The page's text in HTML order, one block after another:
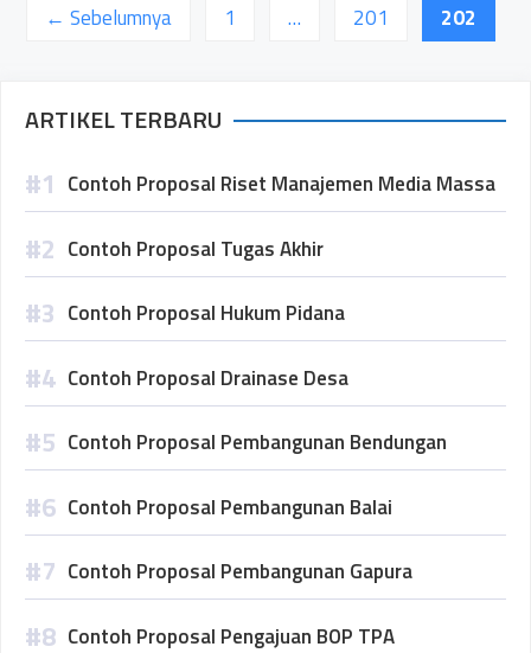
← Sebelumnya Halaman
1 … Halaman
201 Halaman
202
ARTIKEL TERBARU
Contoh Proposal Riset Manajemen Media Massa
Contoh Proposal Tugas Akhir
Contoh Proposal Hukum Pidana
Contoh Proposal Drainase Desa
Contoh Proposal Pembangunan Bendungan
Contoh Proposal Pembangunan Balai
Contoh Proposal Pembangunan Gapura
Contoh Proposal Pengajuan BOP TPA